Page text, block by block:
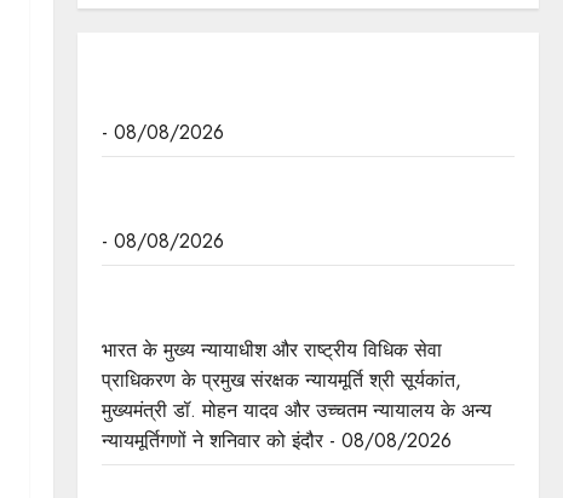
- 08/08/2026
- 08/08/2026
भारत के मुख्य न्यायाधीश और राष्ट्रीय विधिक सेवा
प्राधिकरण के प्रमुख संरक्षक न्यायमूर्ति श्री सूर्यकांत,
मुख्यमंत्री डॉ. मोहन यादव और उच्चतम न्यायालय के अन्य
न्यायमूर्तिगणों ने शनिवार को इंदौर - 08/08/2026